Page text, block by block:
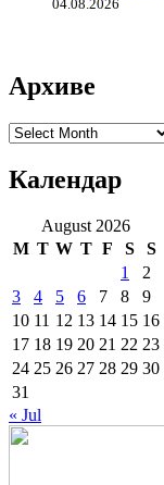
04.08.2026
Архиве
Архиве
Календар
August 2026
M T W T F S
S
1
2
3
4 5 6 7 8
9
10 11 12 13 14 15 16
17 18 19 20 21 22 23
24 25 26 27 28 29 30
31
« Jul